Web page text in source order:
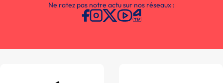
Ne ratez pas notre actu sur nos réseaux :